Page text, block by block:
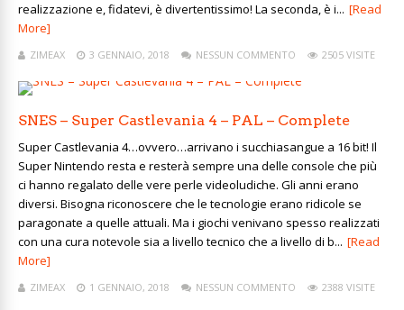
realizzazione e, fidatevi, è divertentissimo! La seconda, è i... [Read
More]
ZIMEAX 3 GENNAIO, 2018 NESSUN COMMENTO 2505 VISITE
SNES – Super Castlevania 4 – PAL – Complete
Super Castlevania 4…ovvero…arrivano i succhiasangue a 16 bit! Il
Super Nintendo resta e resterà sempre una delle console che più
ci hanno regalato delle vere perle videoludiche. Gli anni erano
diversi. Bisogna riconoscere che le tecnologie erano ridicole se
paragonate a quelle attuali. Ma i giochi venivano spesso realizzati
con una cura notevole sia a livello tecnico che a livello di b... [Read
More]
ZIMEAX 1 GENNAIO, 2018 NESSUN COMMENTO 2388 VISITE